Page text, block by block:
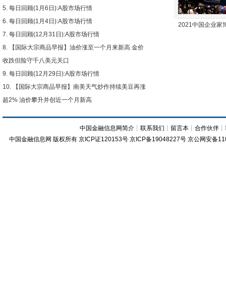
每日回顾(1月6日):A股市场行情
每日回顾(1月4日):A股市场行情
每日回顾(12月31日):A股市场行情
【国际大宗商品早报】油价涨至一个月来新高 金价
收跌但险守千八美元关口
每日回顾(12月29日):A股市场行情
【国际大宗商品早报】南美天气炒作持续美豆再涨
超2% 油价攀升并创近一个月新高
2021中国企业家
中国金融信息网简介 ┊联系我们 ┊ 留言本 ┊合作伙伴 ┊
中国金融信息网 版权所有 京ICP证120153号 京ICP备19048227号 京公网安备